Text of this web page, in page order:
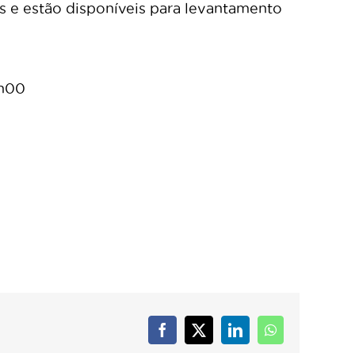
e estão disponíveis para levantamento
Facebook
X LinkedInWhatsApp